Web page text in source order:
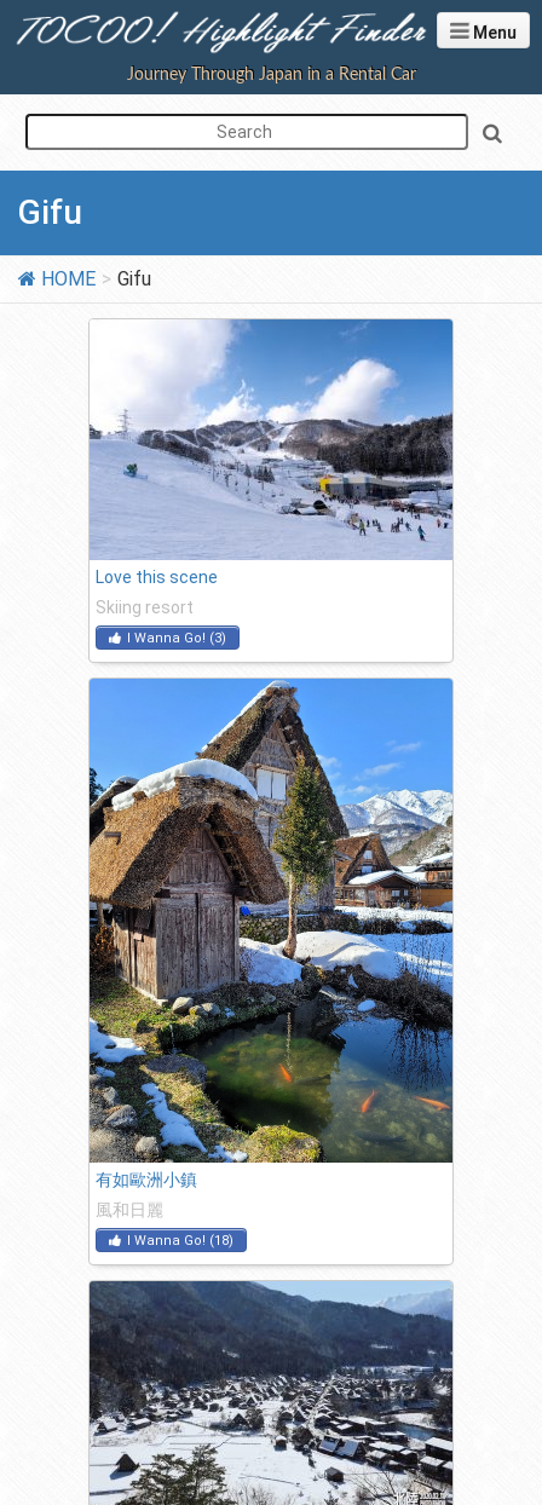
Journey Through Japan in a Rental Car
Menu
Gifu
HOME Gifu
Love this scene
Skiing resort
I Wanna Go! (3)
有如歐洲小鎮
風和日麗
I Wanna Go! (18)